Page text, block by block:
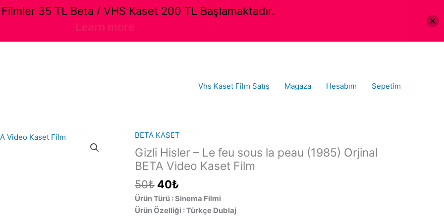
Vhs Kaset Film Satış Magaza Hesabım Sepetim
BETA KASET
Gizli Hisler – Le feu sous la peau (1985) Orjinal
BETA Video Kaset Film
50₺ Orijinal
fiyat:
50₺.
40₺
andaki
fiyat:
Ürün Türü : Sinema Filmi
Ürün Özelliği : Türkçe Dublaj
35 TL Beta / VHS Kaset 200 TL Başlamaktadır.
Learn more